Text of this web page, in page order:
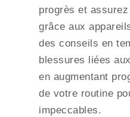
progrès et
grâce aux
des conseils en
blessures liées
en augmentant
de votre routine
impeccables.